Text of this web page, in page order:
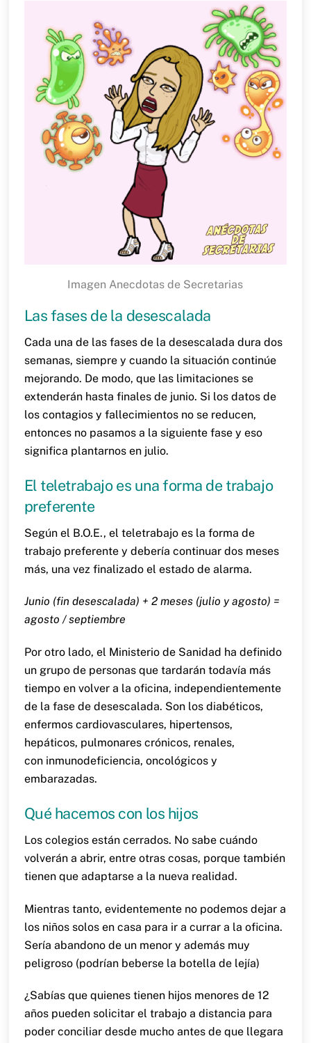
Imagen Anecdotas de Secretarias
Las fases de la desescalada
Cada una de las fases de la desescalada dura dos
semanas, siempre y cuando la situación continúe
mejorando. De modo, que las limitaciones se
extenderán hasta finales de junio. Si los datos de
los contagios y fallecimientos no se reducen,
entonces no pasamos a la siguiente fase y eso
significa plantarnos en julio.
El teletrabajo es una forma de trabajo
preferente
Según el B.O.E., el teletrabajo es la forma de
trabajo preferente y debería continuar dos meses
más, una vez finalizado el estado de alarma.
Junio (fin desescalada) + 2 meses (julio y agosto) =
agosto / septiembre
Por otro lado, el Ministerio de Sanidad ha definido
un grupo de personas que tardarán todavía más
tiempo en volver a la oficina, independientemente
de la fase de desescalada. Son los diabéticos,
enfermos cardiovasculares, hipertensos,
hepáticos, pulmonares crónicos, renales,
con inmunodeficiencia, oncológicos y
embarazadas.
Qué hacemos con los hijos
Los colegios están cerrados. No sabe cuándo
volverán a abrir, entre otras cosas, porque también
tienen que adaptarse a la nueva realidad.
Mientras tanto, evidentemente no podemos dejar a
los niños solos en casa para ir a currar a la oficina.
Sería abandono de un menor y además muy
peligroso (podrían beberse la botella de lejía)
¿Sabías que quienes tienen hijos menores de 12
años pueden solicitar el trabajo a distancia para
poder conciliar desde mucho antes de que llegara